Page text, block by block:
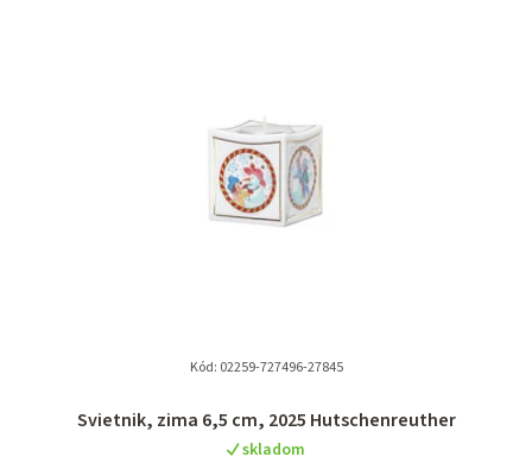
Svietnik, zima 6,5 cm, 2025 Hutschenreuther
skladom
Kód: 02259-727496-27845